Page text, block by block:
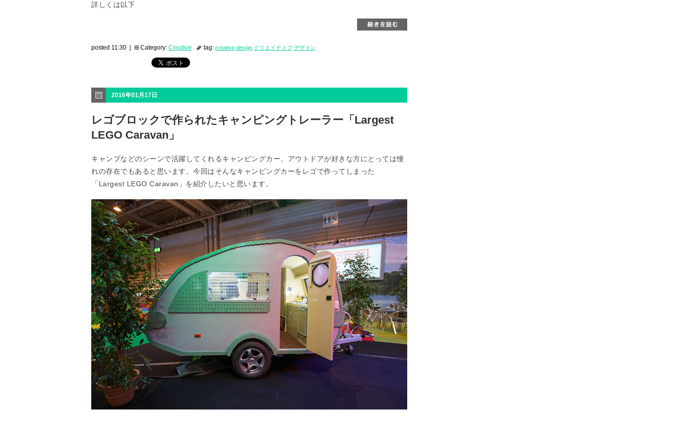
詳しくは以下
posted 11:30 | Category: Creative tag: creative design クリエイティブ デザイン
2016年01月17日
レゴブロックで作られたキャンピングトレーラー「Largest
LEGO Caravan」
キャンプなどのシーンで活躍してくれるキャンピングカー。アウトドアが好きな方にとっては憧
れの存在でもあると思います。今回はそんなキャンピングカーをレゴで作ってしまった
「Largest LEGO Caravan」を紹介したいと思います。